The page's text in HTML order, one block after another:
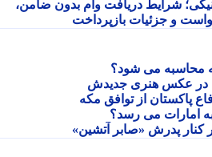
شرایط دریافت وام بدون ضامن،
و جزئیات بازپرداخت
می شود؟
عکس هنری جدیدش
از توافق مکه
می رسد؟